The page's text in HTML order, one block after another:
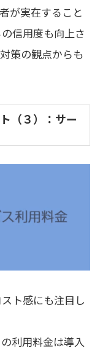
が実在すること
信用度も向上さ
策の観点からも
（３）：サー
ト感にも注目し
利用料金は導入